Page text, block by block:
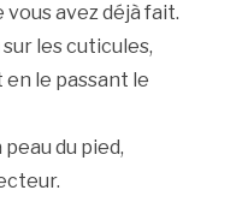
vous avez déjà fait.
les cuticules,
le passant le
du pied,